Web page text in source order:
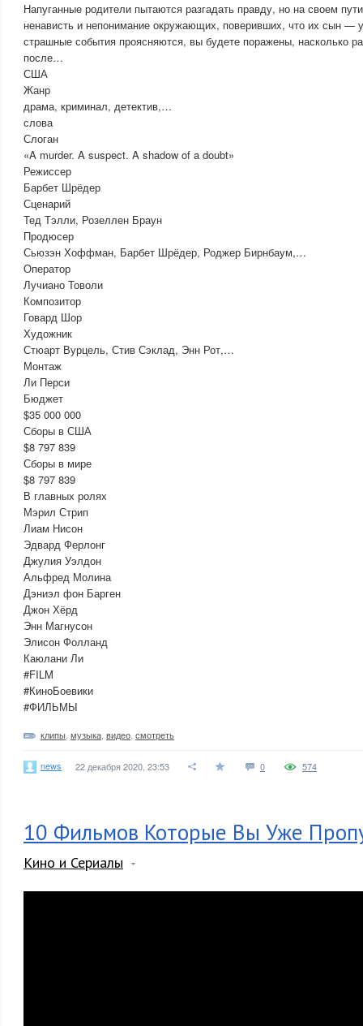
Напуганные родители пытаются разгадать правду, но на своем
ненависть и непонимание окружающих, поверивших, что их сын —
страшные события проясняются, вы будете поражены, насколько
после…
США
Жанр
драма, криминал, детектив,…
слова
Слоган
«A murder. A suspect. A shadow of a doubt»
Режиссер
Барбет Шрёдер
Сценарий
Тед Тэлли, Розеллен Браун
Продюсер
Сьюзэн Хоффман, Барбет Шрёдер, Роджер Бирнбаум,…
Оператор
Лучиано Товоли
Композитор
Говард Шор
Художник
Стюарт Вурцель, Стив Сэклад, Энн Рот,…
Монтаж
Ли Перси
Бюджет
$35 000 000
Сборы в США
$8 797 839
Сборы в мире
$8 797 839
В главных ролях
Мэрил Стрип
Лиам Нисон
Эдвард Ферлонг
Джулия Уэлдон
Альфред Молина
Дэниэл фон Барген
Джон Хёрд
Энн Магнусон
Элисон Фолланд
Каюлани Ли
#FILM
#КиноБоевики
#ФИЛЬМЫ
клипы музыка видео смотреть
news 22 декабря 2020, 23:53 0 574
10 Фильмов Которые Вы Уже
Кино и Сериалы